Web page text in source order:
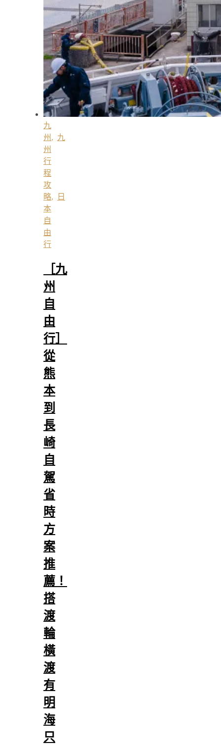
九
州 , 九
州
行
程
攻
略,
日
本
自
由
行
［九
州
自
由
行］
從
熊
本
到
長
崎
自
駕
省
時
方
案
推
薦！
搭
渡
輪
橫
渡
有
明
海
只